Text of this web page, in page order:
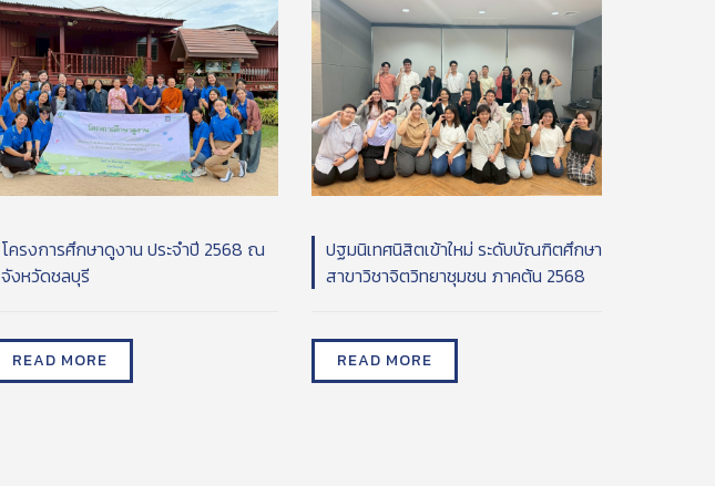
โครงการศึกษาดูงาน ประจำปี 2568 ณ
จังหวัดชลบุรี
READ MORE
ปฐมนิเทศนิสิตเข้าใหม่ ระดับบัณฑิตศึกษา
สาขาวิชาจิตวิทยาชุมชน ภาคต้น 2568
READ MORE